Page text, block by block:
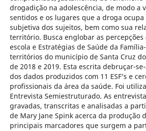
drogadição na adolescência, de modo a
sentidos e os lugares que a droga
subjetiva dos sujeitos, bem como sua
território. Busca englobar as percepções
escola e Estratégias de Saúde da Família-
territórios do município de Santa Cruz
de 2018 e 2019. Esta escrita debruçar-
dos dados produzidos com 11 ESF’s e
profissionais da área da saúde. Foi
Entrevista Semiestruturado. As
gravadas, transcritas e analisadas a
de Mary Jane Spink acerca da produção
principais marcadores que surgem a